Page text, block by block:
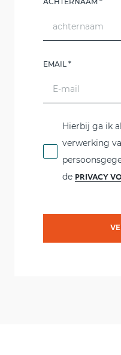
EMAIL *
Hierbij ga ik
verwerking
de PRIVACY